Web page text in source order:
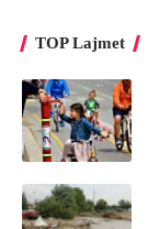
TOP Lajmet